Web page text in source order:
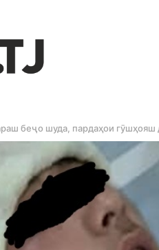
беҷо шуда, пардаҳои гӯшҳояш